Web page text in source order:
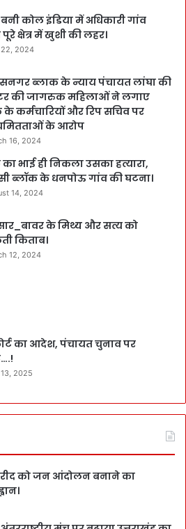
बनी कोल इंडिया में अधिकारी गांव
क्षेत्र में खुशी की लहर।
2024
ब्लाक के न्याय पंचायत लांघा की
की जागरुक महिलाओं ने लगाए
कर्मचारियों और रिप सचिव पर
के आरोप
16, 2024
भाई ही निकला उसका हत्यारा,
ब्लॉक के धनपोऊ गांव की घटना।
14, 2024
के मिथ्य और सत्य को
किताब।
12, 2024
का आदेश, पंचायत चुनाव पर
2025
को जन आंदोलन बनाने का